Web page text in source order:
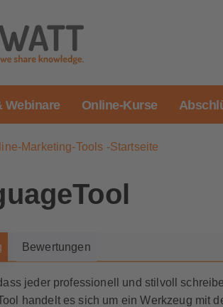
Webinare Online-Kurse
Marketing-Tools -Startseite
Bewertungen
jeder professionell und stilvoll
handelt es sich um ein Werkzeug mit